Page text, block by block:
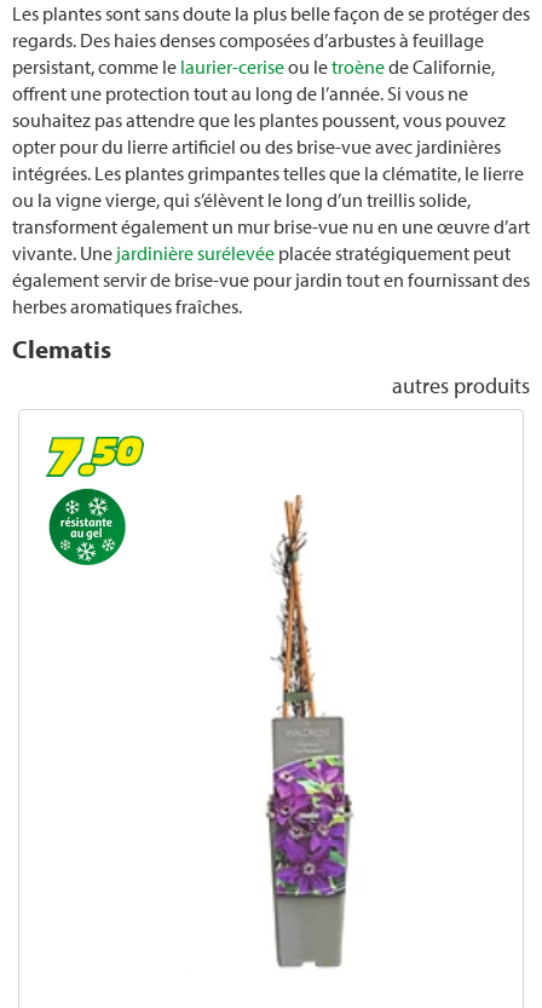
Les plantes sont sans doute la plus belle façon de se protéger des
regards. Des haies denses composées d’arbustes à feuillage
persistant, comme le laurier-ceriseou letroènede Californie,
offrent une protection tout au long de l’année. Si vous ne
souhaitez pas attendre que les plantes poussent, vous pouvez
opter pour du lierre artificiel ou des brise-vue avec jardinières
intégrées. Les plantes grimpantes telles que la clématite, le lierre
ou la vigne vierge, qui s’élèvent le long d’un treillis solide,
transforment également un mur brise-vue nu en une œuvre d’art
vivante. Une jardinière surélevée placée stratégiquement peut
également servir de brise-vue pour jardin tout en fournissant des
herbes aromatiques fraîches.
Clematis
autres produits